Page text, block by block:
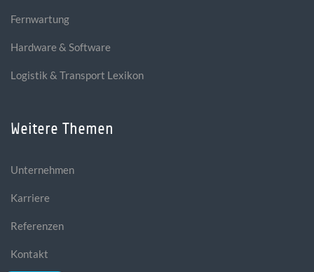
Fernwartung
Hardware & Software
Logistik & Transport Lexikon
Weitere Themen
Unternehmen
Karriere
Referenzen
Kontakt